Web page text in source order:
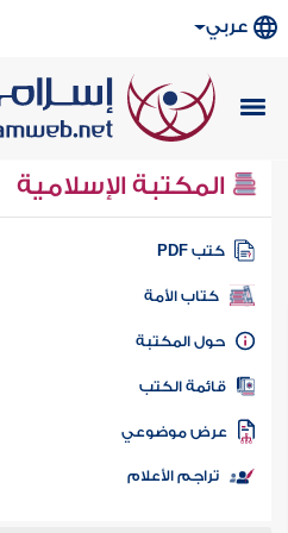
عربي
المكتبة الإسلامية
كتب PDF
كتاب الأمة
المكتبة
الكتب
موضوعي